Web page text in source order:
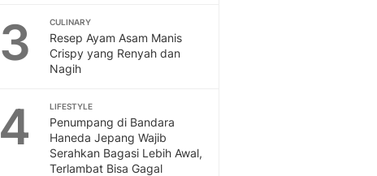
3 CULINARY
Resep Ayam Asam Manis
Crispy yang Renyah dan
Nagih
4 LIFESTYLE
Penumpang di Bandara
Haneda Jepang Wajib
Serahkan Bagasi Lebih Awal,
Terlambat Bisa Gagal